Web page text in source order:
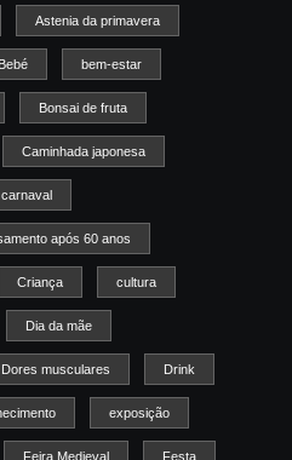
Astenia da primavera
Bebé bem-estar
Bonsai de fruta
Caminhada japonesa
carnaval
após 60 anos
Criança cultura
Dia da mãe
Dores musculares Drink
exposição
Feira Medieval Festa